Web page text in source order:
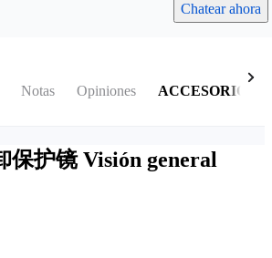
Chatear ahora
Notas Opiniones ACCESORIOS
保护镜Visión general